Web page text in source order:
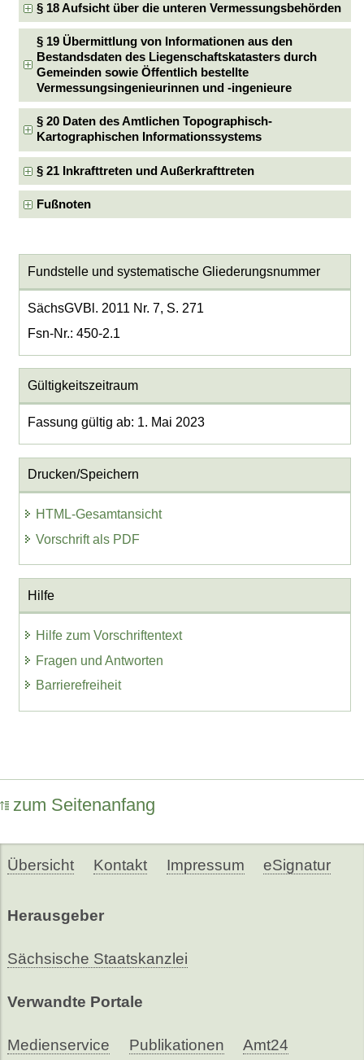
§ 18 Aufsicht über die unteren Vermessungsbehörden
§ 19 Übermittlung von Informationen aus den
Bestandsdaten des Liegenschaftskatasters durch
Gemeinden sowie Öffentlich bestellte
Vermessungsingenieurinnen und -ingenieure
§ 20 Daten des Amtlichen Topographisch-
Kartographischen Informationssystems
§ 21 Inkrafttreten und Außerkrafttreten
Fußnoten
Fundstelle und systematische Gliederungsnummer
SächsGVBl. 2011 Nr. 7, S. 271
Fsn-Nr.: 450-2.1
Gültigkeitszeitraum
Fassung gültig ab: 1. Mai 2023
Drucken/Speichern
HTML-Gesamtansicht
Vorschrift als PDF
Hilfe
Hilfe zum Vorschriftentext
Fragen und Antworten
Barrierefreiheit
zum Seitenanfang
Übersicht Kontakt Impressum eSignatur
Herausgeber
Sächsische Staatskanzlei
Verwandte Portale
Medienservice Publikationen Amt24